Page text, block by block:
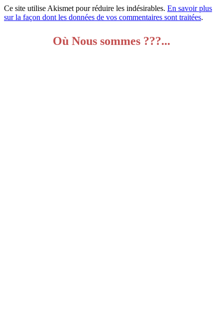
Ce site utilise Akismet pour réduire les indésirables. En savoir plus
sur la façon dont les données de vos commentaires sont traitées.
Où Nous sommes ???...